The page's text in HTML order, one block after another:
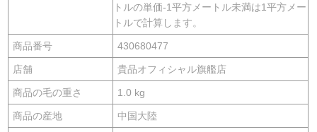
トルの単価-1平方メートル未満は1平方メー
トルで計算します。
商品番号 430680477
店舗 貴品オフィシャル旗艦店
商品の毛の重さ 1.0 kg
商品の産地 中国大陸